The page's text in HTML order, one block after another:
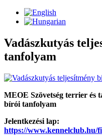
Vadászkutyás
tanfolyam
MEOE Szövetség terrier és
bírói tanfolyam
Jelentkezési lap:
https://